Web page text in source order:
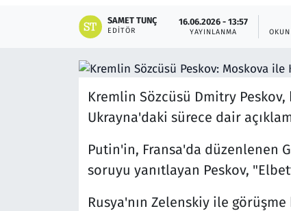
SAMET TUNÇ
EDITÖR
16.06.2026 - 13:57
YAYINLANMA
Kremlin Sözcüsü Dmitry
Ukrayna'daki sürece dair
Putin'in, Fransa'da düzenlenen
soruyu yanıtlayan Peskov,
Rusya'nın Zelenskiy ile
Televizyon